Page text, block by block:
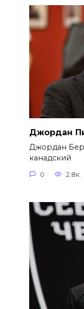
Джордан
Джордан
канадский
0 2.8к.